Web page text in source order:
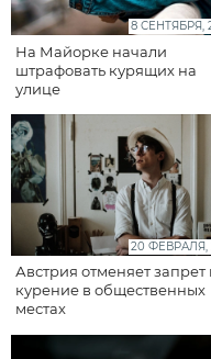
8 СЕНТЯБРЯ,
На Майорке начали
штрафовать курящих на
улице
20 ФЕВРАЛЯ,
Австрия отменяет запрет
курение в общественных
местах